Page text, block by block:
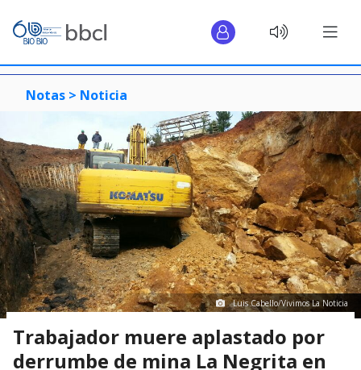
Notas > Noticia
Luis Cabello/Vivimos La Noticia
Trabajador muere aplastado por
derrumbe de mina La Negrita en